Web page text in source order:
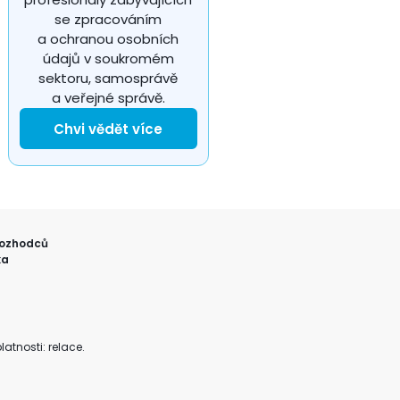
se zpracováním
a ochranou osobních
údajů v soukromém
sektoru, samosprávě
a veřejné správě.
Chvi vědět více
relace.